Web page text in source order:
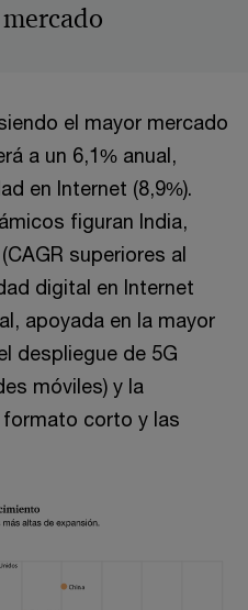
el mayor mercado
a un 6,1% anual,
en Internet (8,9%).
figuran India,
superiores al
digital en Internet
apoyada en la mayor
despliegue de 5G
móviles) y la
corto y las